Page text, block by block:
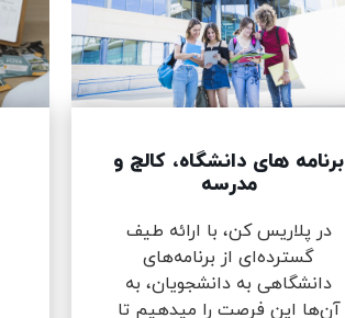
برنامه های دانشگاه، کالج و
مدرسه
در پلاریس کن، با ارائه طیف
گسترده‌ای از برنامه‌های
دانشگاهی به دانشجویان، به
آن‌ها این فرصت را میدهیم تا